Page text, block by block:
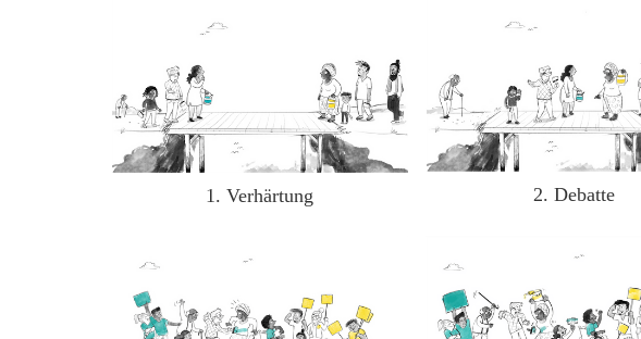
1. Verhärtung 2. Debatte